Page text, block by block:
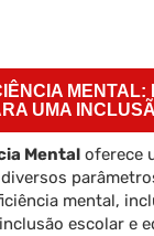
MENTAL:
UMA
Mental oferece
mental,
escolar e